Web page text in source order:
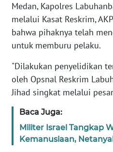
Medan, Kapolres
melalui Kasat Reskrim,
bahwa pihaknya telah
untuk memburu pelaku.
"Dilakukan penyelidikan
oleh Opsnal Reskrim
Jihad singkat melalui
Baca Juga:
Militer Israel Tangkap
Kemanusiaan,
PEDOMAN
MEDIA
KARIR
Wahana
Regional